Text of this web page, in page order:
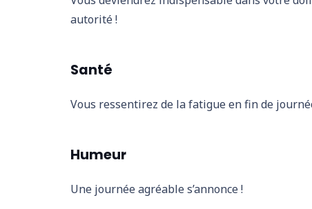
autorité !
Santé
Vous ressentirez de la fatigue en fin de
Humeur
Une journée agréable s’annonce !